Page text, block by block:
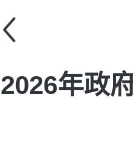
2026年政